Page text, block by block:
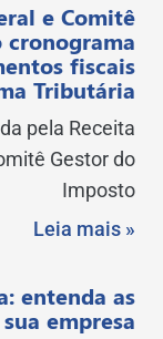
e Comitê
cronograma
fiscais
Tributária
pela Receita
Gestor do
Imposto
Leia mais »
entenda as
empresa